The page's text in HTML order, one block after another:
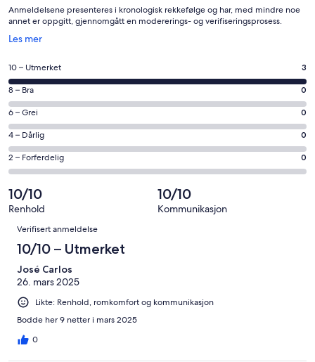
Anmeldelsene presenteres i kronologisk rekkefølge og har, med mindre noe
annet er oppgitt, gjennomgått en modererings- og verifiseringsprosess.
Les mer
Åpnes
et
nytt
vindu
Rangering
på
10
−
Utmerket.
3
av
totalt
3
anmeldelser.
10 – Utmerket 3
Rangering
på
8
−
Bra.
0
totalt
3
anmeldelser.
8 – Bra 0
Rangering
på
6
−
Grei.
0
av
totalt
anmeldelser.
6 – Grei 0
Rangering
på
4
Dårlig.
0
av
totalt
anmeldelser.
4 – Dårlig 0
Rangering
på
2
−
av
totalt
2 – Forferdelig 0
10/10
Renhold
10/10
Kommunikasjon
Anmeldelser
Verifisert anmeldelse
10/10 – Utmerket
José Carlos
26. mars 2025
Likte: Renhold, romkomfort og kommunikasjon
Bodde her 9 netter i mars 2025
0